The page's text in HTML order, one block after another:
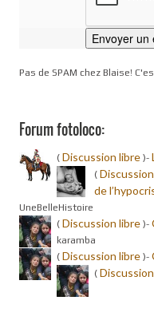
Pas de SPAM chez Blaise!
Forum fotoloco:
( Discussion libre )-
(
de
UneBelleHistoire
( Discussion libre )-
karamba
( Discussion libre )-
(